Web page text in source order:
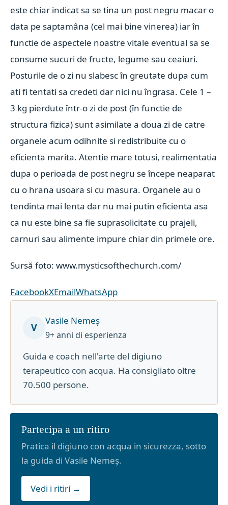
este chiar indicat sa se tina un post negru macar o
data pe saptamâna (cel mai bine vinerea) iar în
functie de aspectele noastre vitale eventual sa se
consume sucuri de fructe, legume sau ceaiuri.
Posturile de o zi nu slabesc în greutate dupa cum
ati fi tentati sa credeti dar nici nu îngrasa. Cele 1 –
3 kg pierdute într-o zi de post (în functie de
structura fizica) sunt asimilate a doua zi de catre
organele acum odihnite si redistribuite cu o
eficienta marita. Atentie mare totusi, realimentatia
dupa o perioada de post negru se începe neaparat
cu o hrana usoara si cu masura. Organele au o
tendinta mai lenta dar nu mai putin eficienta asa
ca nu este bine sa fie suprasolicitate cu prajeli,
carnuri sau alimente impure chiar din primele ore.
Sursă foto: www.mysticsofthechurch.com/
FacebookXEmailWhatsApp
V
Vasile Nemeș
9+ anni di esperienza
Guida e coach nell'arte del digiuno
terapeutico con acqua. Ha consigliato oltre
70.500 persone.
Partecipa a un ritiro
Pratica il digiuno con acqua in sicurezza, sotto
la guida di Vasile Nemeș.
Vedi i ritiri →